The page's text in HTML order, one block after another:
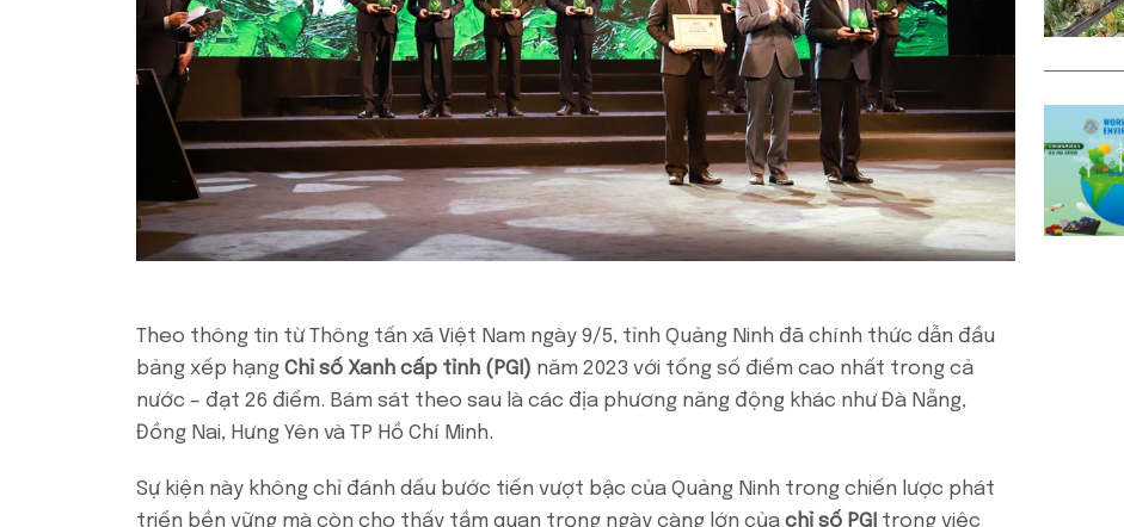
Theo thông tin từ Thông tấn xã Việt Nam ngày 9/5, tỉnh Quảng Ninh đã chính thức dẫn đầu
bảng xếp hạng Chỉ số Xanh cấp tỉnh (PGI) năm 2023 với tổng số điểm cao nhất trong cả
nước – đạt 26 điểm. Bám sát theo sau là các địa phương năng động khác như Đà Nẵng,
Đồng Nai, Hưng Yên và TP Hồ Chí Minh.
Sự kiện này không chỉ đánh dấu bước tiến vượt bậc của Quảng Ninh trong chiến lược phát
triển bền vững mà còn cho thấy tầm quan trọng ngày càng lớn của chỉ số PGI trong việc